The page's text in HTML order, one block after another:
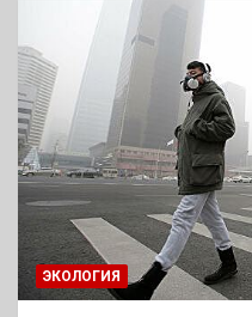
ЭКОЛОГИЯ